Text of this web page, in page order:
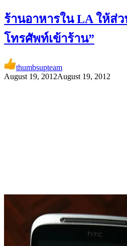
ร้านอาหารใน LA ให้ส่
โทรศัพท์เข้าร้าน”
thumbsupteam
August 19, 2012August 19, 2012